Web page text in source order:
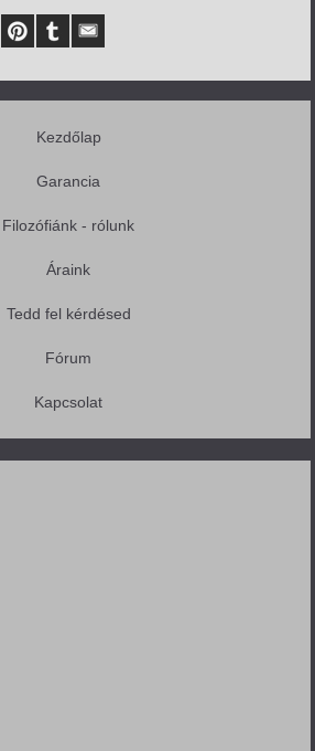
Kezdőlap
Garancia
Filozófiánk - rólunk
Áraink
Tedd fel kérdésed
Fórum
Kapcsolat